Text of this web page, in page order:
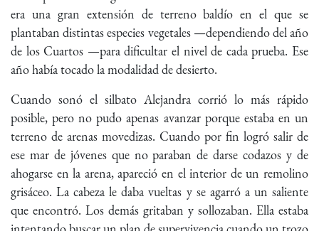
era una gran extensión de terreno baldío en el que se
plantaban distintas especies vegetales —dependiendo del año
de los Cuartos —para dificultar el nivel de cada prueba. Ese
año había tocado la modalidad de desierto.
Cuando sonó el silbato Alejandra corrió lo más rápido
posible, pero no pudo apenas avanzar porque estaba en un
terreno de arenas movedizas. Cuando por fin logró salir de
ese mar de jóvenes que no paraban de darse codazos y de
ahogarse en la arena, apareció en el interior de un remolino
grisáceo. La cabeza le daba vueltas y se agarró a un saliente
que encontró. Los demás gritaban y sollozaban. Ella estaba